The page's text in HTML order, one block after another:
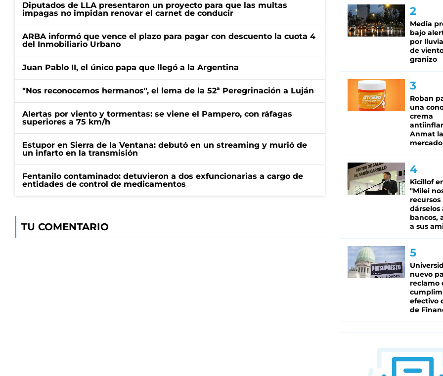
Diputados de LLA presentaron un proyecto para que las multas
impagas no impidan renovar el carnet de conducir
ARBA informó que vence el plazo para pagar con descuento la cuota 4
del Inmobiliario Urbano
Juan Pablo II, el único papa que llegó a la Argentina
"Nos reconocemos hermanos", el lema de la 52ª Peregrinación a Luján
Alertas por viento y tormentas: se viene el Pampero, con ráfagas
superiores a 75 km/h
Estupor en Sierra de la Ventana: debutó en un streaming y murió de
un infarto en la transmisión
Fentanilo contaminado: detuvieron a dos exfuncionarias a cargo de
entidades de control de medicamentos
TU COMENTARIO
Media
bajo
por
de
granizo
Roban
una
crema
Anmat
mercado
Kicillof
"Milei
recursos
dárselos
bancos,
a sus
nuevo
reclamo
efectivo
de